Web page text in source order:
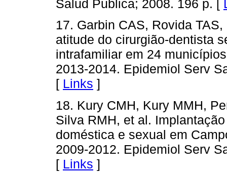
Salud Publica; 2008. 196 p. [
17. Garbin CAS, Rovida
atitude do cirurgião-dentista
intrafamiliar em 24
2013-2014. Epidemiol Serv
[ Links ]
18. Kury CMH, Kury MMH,
Silva RMH, et al.
doméstica e sexual em
2009-2012. Epidemiol Serv
[ Links ]